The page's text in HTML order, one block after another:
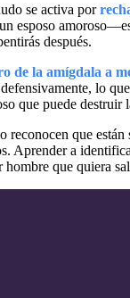
se activa por
esposo
después.
de la amígdala a
lo
que puede destruir
que están
Aprender a
que quiera